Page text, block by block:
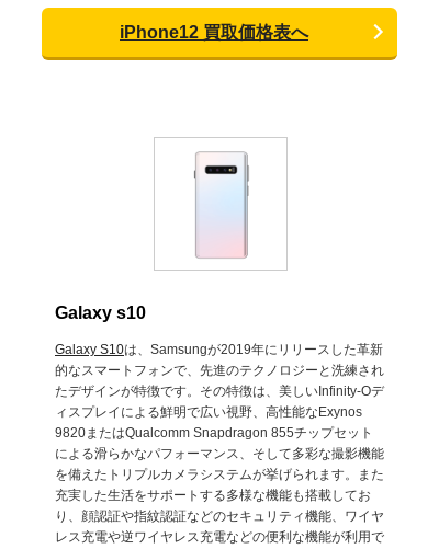
iPhone12 買取価格表へ
Galaxy s10
Galaxy S10は、Samsungが2019年にリリースした革新
的なスマートフォンで、先進のテクノロジーと洗練され
たデザインが特徴です。その特徴は、美しいInfinity-Oデ
ィスプレイによる鮮明で広い視野、高性能なExynos
9820またはQualcomm Snapdragon 855チップセット
による滑らかなパフォーマンス、そして多彩な撮影機能
を備えたトリプルカメラシステムが挙げられます。また
充実した生活をサポートする多様な機能も搭載してお
り、顔認証や指紋認証などのセキュリティ機能、ワイヤ
レス充電や逆ワイヤレス充電などの便利な機能が利用で